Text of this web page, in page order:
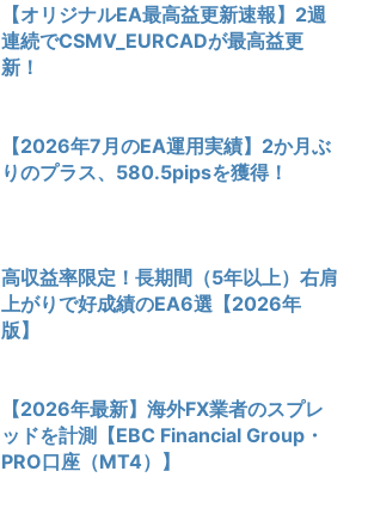
【オリジナルEA最高益更新速報】2週
連続でCSMV_EURCADが最高益更
新！
【2026年7月のEA運用実績】2か月ぶ
りのプラス、580.5pipsを獲得！
高収益率限定！長期間（5年以上）右肩
上がりで好成績のEA6選【2026年
版】
【2026年最新】海外FX業者のスプレ
ッドを計測【EBC Financial Group・
PRO口座（MT4）】